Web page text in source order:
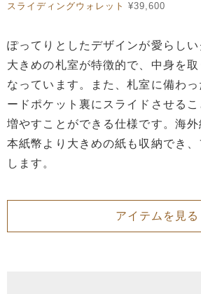
スライディングウォレット ¥39,600
ぽってりとしたデザインが愛らしい
大きめの札室が特徴的で、中身を
なっています。また、札室に備わ
ードポケット裏にスライドさせる
増やすことができる仕様です。海外
本紙幣より大きめの紙も収納でき
します。
アイテムを見る